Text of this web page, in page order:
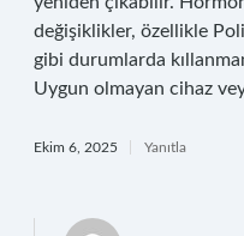
değişiklikler, özellikle
gibi durumlarda
Uygun olmayan cihaz
Ekim 6, 2025 Yanıtla